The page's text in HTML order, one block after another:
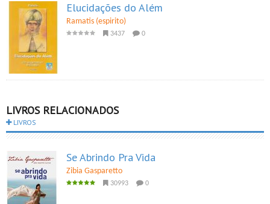
Elucidações do Além
Ramatis (espirito)
3437 0
LIVROS RELACIONADOS
LIVROS
Se Abrindo Pra Vida
Zibia Gasparetto
30993 0